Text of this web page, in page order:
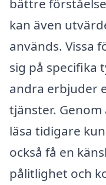
bättre
kan även
används. Vissa
sig på specifika
andra erbjuder
tjänster.
läsa tidigare
också få en
pålitlighet och